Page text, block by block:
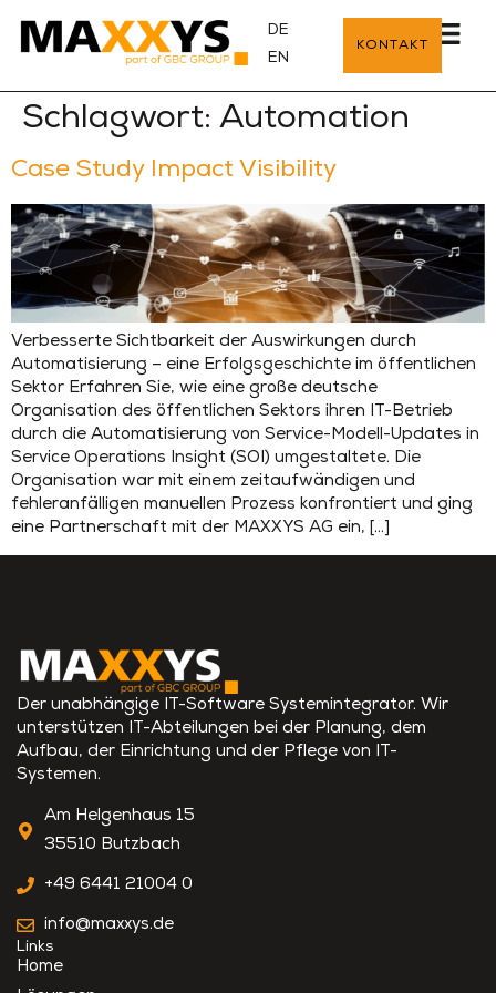
DE
EN
KONTAKT
Schlagwort: Automation
Case Study Impact Visibility
Verbesserte Sichtbarkeit der Auswirkungen durch
Automatisierung – eine Erfolgsgeschichte im öffentlichen
Sektor Erfahren Sie, wie eine große deutsche
Organisation des öffentlichen Sektors ihren IT-Betrieb
durch die Automatisierung von Service-Modell-Updates in
Service Operations Insight (SOI) umgestaltete. Die
Organisation war mit einem zeitaufwändigen und
fehleranfälligen manuellen Prozess konfrontiert und ging
eine Partnerschaft mit der MAXXYS AG ein, […]
Der unabhängige IT-Software Systemintegrator. Wir
unterstützen IT-Abteilungen bei der Planung, dem
Aufbau, der Einrichtung und der Pflege von IT-
Systemen.
Am Helgenhaus 15
35510 Butzbach
+49 6441 21004 0
info@maxxys.de
Links
Home